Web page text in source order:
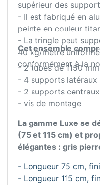
supérieur des
- Il est fabriqué en
peinte en couleur
- La tringle peut
40 kg/mètre
conformément à la
Cet ensemble
- 2 tubes de 1150 mm
- 4 supports latéraux
- 2 supports centraux
- vis de montage
La gamme Luxe se
(75 et 115 cm) et
élégantes : gris
- Longueur 75 cm,
- Longueur 115 cm,